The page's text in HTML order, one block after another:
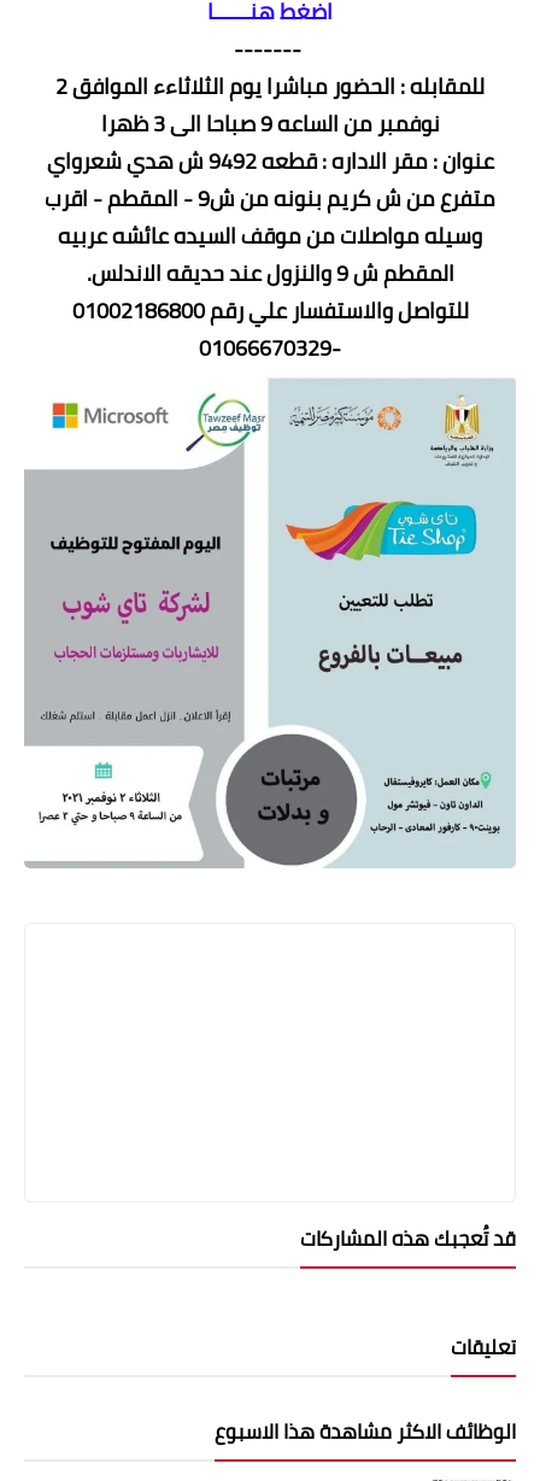
اضغط هنــــــا
-------
للمقابله : الحضور مباشرا يوم الثلاثاءء الموافق 2
نوفمبر من الساعه 9 صباحا الى 3 ظهرا
عنوان : مقر الاداره : قطعه 9492 ش هدي شعرواي
متفرع من ش كريم بنونه من ش9 - المقطم - اقرب
وسيله مواصلات من موقف السيده عائشه عربيه
المقطم ش 9 والنزول عند حديقه الاندلس.
للتواصل والاستفسار علي رقم 01002186800
-01066670329
قد تُعجبك هذه المشاركات
تعليقات
الوظائف الاكثر مشاهدة هذا الاسبوع